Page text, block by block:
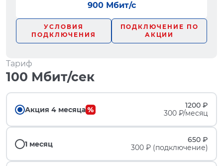
900 Мбит/с
УСЛОВИЯ
ПОДКЛЮЧЕНИЯ
ПОДКЛЮЧЕНИЕ ПО
АКЦИИ
Тариф
100 Мбит/сек
Акция 4 месяца
1200 ₽
300 ₽/месяц
1 месяц
650 ₽
300 ₽ (подключение)